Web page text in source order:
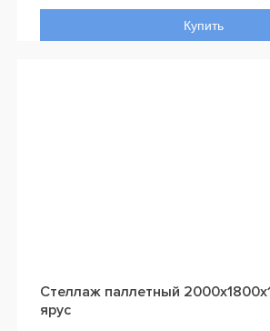
Купить
Стеллаж паллетный
ярус